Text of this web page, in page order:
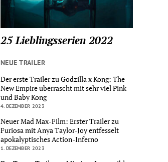
25 Lieblingsserien 2022
NEUE TRAILER
Der erste Trailer zu Godzilla x Kong: The
New Empire überrascht mit sehr viel Pink
und Baby Kong
4. DEZEMBER 2023
Neuer Mad Max-Film: Erster Trailer zu
Furiosa mit Anya Taylor-Joy entfesselt
apokalyptisches Action-Inferno
1. DEZEMBER 2023